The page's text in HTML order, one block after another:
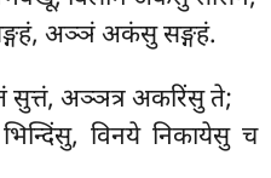
अञ्ञं अकंसु सङ्गहं.
सुत्तं, अञ्ञत्र अकरिंसु ते;
विनये निकायेसु च